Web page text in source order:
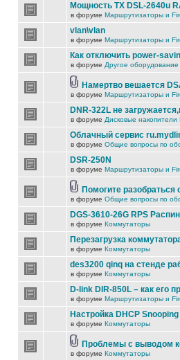
Мощность TX DSL-2640u
в форуме Маршрутизаторы и
vlan\vlan
в форуме Маршрутизаторы и
Как отключить power-
в форуме Другое оборудование
Намертво вешается
в форуме Маршрутизаторы и
DNR-322L не
в форуме Дисковые накопители
Облачный сервис
в форуме Общие вопросы по
DSR-250N
в форуме Маршрутизаторы и
Помогите разобраться
в форуме Общие вопросы по
DGS-3610-26G RPS
в форуме Коммутаторы
Перезагрузка
в форуме Коммутаторы
des3200 qinq на стенде
в форуме Коммутаторы
D-link DIR-850L – как его
в форуме Маршрутизаторы и
Настройка DHCP
в форуме Коммутаторы
Проблемы с выводом
в форуме Коммутаторы